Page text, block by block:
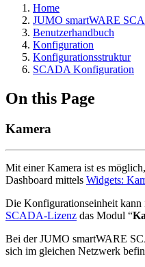
Home
JUMO smartWARE
Benutzerhandbuch
Konfiguration
Konfigurationsstruktur
SCADA Konfiguration
On this Page
Kamera
Mit einer Kamera ist es
Dashboard mittels Widgets:
Die Konfigurationseinheit kann
SCADA-Lizenz das Modul “
Bei der JUMO smartWARE
sich im gleichen Netzwerk